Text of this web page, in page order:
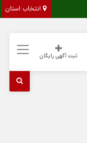
انتخاب استان
ثبت آگهی رایگان